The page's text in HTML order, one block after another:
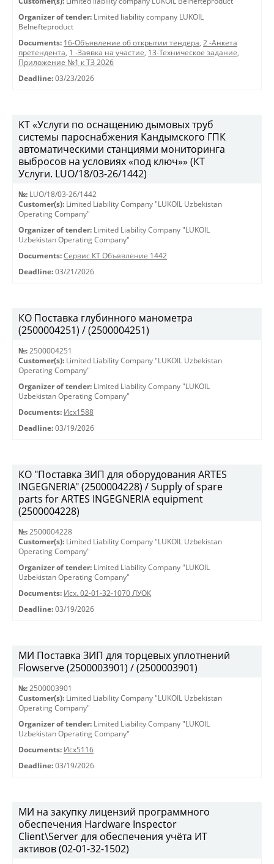
Organizer of tender: Limited liability company LUKOIL
Belnefteproduct
Documents: 16-Объявление об открытии тендера, 2 -Анкета
претендента, 1 -Заявка на участие, 13-Техническое задание,
Приложение №1 к ТЗ 2026
Deadline: 03/23/2026
KT «Услуги по оснащению дымовых труб
системы пароснабжения Кандымского ГПК
автоматическими станциями мониторинга
выбросов на условиях «под ключ»» (КТ
Услуги. LUO/18/03-26/1442)
№: LUO/18/03-26/1442
Customer(s): Limited Liability Company "LUKOIL Uzbekistan
Operating Company"
Organizer of tender: Limited Liability Company "LUKOIL
Uzbekistan Operating Company"
Documents: Сервис КТ Объявление 1442
Deadline: 03/21/2026
КО Поставка глубинного манометра
(2500004251) / (2500004251)
№: 2500004251
Customer(s): Limited Liability Company "LUKOIL Uzbekistan
Operating Company"
Organizer of tender: Limited Liability Company "LUKOIL
Uzbekistan Operating Company"
Documents: Исх1588
Deadline: 03/19/2026
КО "Поставка ЗИП для оборудования ARTES
INGEGNERIA" (2500004228) / Supply of spare
parts for ARTES INGEGNERIA equipment
(2500004228)
№: 2500004228
Customer(s): Limited Liability Company "LUKOIL Uzbekistan
Operating Company"
Organizer of tender: Limited Liability Company "LUKOIL
Uzbekistan Operating Company"
Documents: Исх. 02-01-32-1070 ЛУОК
Deadline: 03/19/2026
МИ Поставка ЗИП для торцевых уплотнений
Flowserve (2500003901) / (2500003901)
№: 2500003901
Customer(s): Limited Liability Company "LUKOIL Uzbekistan
Operating Company"
Organizer of tender: Limited Liability Company "LUKOIL
Uzbekistan Operating Company"
Documents: Исх5116
Deadline: 03/19/2026
МИ на закупку лицензий программного
обеспечения Hardware Inspector
Client\Server для обеспечения учёта ИТ
активов (02-01-32-1502)